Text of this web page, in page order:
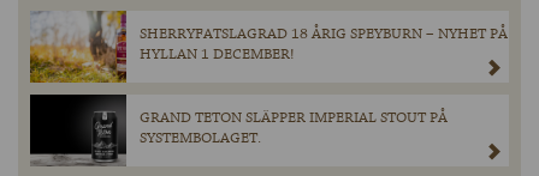
SHERRYFATSLAGRAD 18 ÅRIG SPEYBURN – NYHET PÅ
HYLLAN 1 DECEMBER!
GRAND TETON SLÄPPER IMPERIAL STOUT PÅ
SYSTEMBOLAGET.